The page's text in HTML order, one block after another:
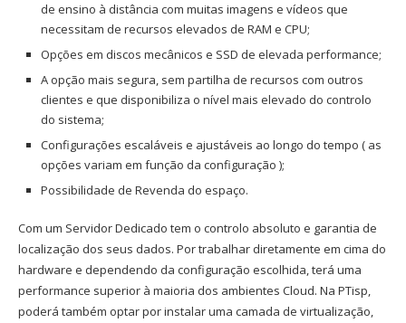
de ensino à distância com muitas imagens e vídeos que
necessitam de recursos elevados de RAM e CPU;
Opções em discos mecânicos e SSD de elevada performance;
A opção mais segura, sem partilha de recursos com outros
clientes e que disponibiliza o nível mais elevado do controlo
do sistema;
Configurações escaláveis e ajustáveis ao longo do tempo ( as
opções variam em função da configuração );
Possibilidade de Revenda do espaço.
Com um Servidor Dedicado tem o controlo absoluto e garantia de
localização dos seus dados. Por trabalhar diretamente em cima do
hardware e dependendo da configuração escolhida, terá uma
performance superior à maioria dos ambientes Cloud. Na PTisp,
poderá também optar por instalar uma camada de virtualização,